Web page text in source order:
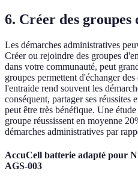
6. Créer des
Les démarches administratives
Créer ou rejoindre des groupes
dans votre communauté, peut
groupes permettent d'échanger
l'entraide rend souvent les
conséquent, partager ses réussites
peut être très bénéfique. Une
groupe réussissent en moyenne
démarches administratives par
AccuCell batterie adapté pour
AGS-003